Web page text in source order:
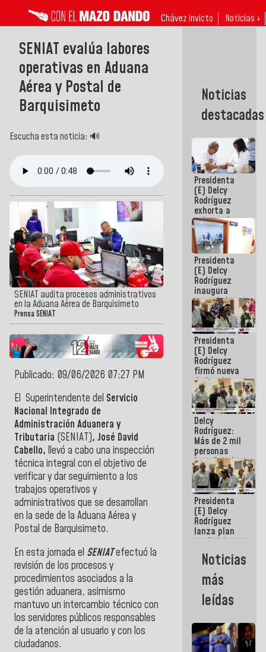
Chávez invicto Noticias ↓
SENIAT evalúa labores
operativas en Aduana
Aérea y Postal de
Barquisimeto
Escucha esta noticia: 🔊
SENIAT audita procesos administrativos
en la Aduana Aérea de Barquisimeto
Prensa SENIAT
Publicado: 09/06/2026 07:27 PM
El Superintendente del Servicio
Nacional Integrado de
Administración Aduanera y
Tributaria (SENIAT), José David
Cabello, llevó a cabo una inspección
técnica integral con el objetivo de
verificar y dar seguimiento a los
trabajos operativos y
administrativos que se desarrollan
en la sede de la Aduana Aérea y
Postal de Barquisimeto.
En esta jornada el SENIATefectuó la
revisión de los procesos y
procedimientos asociados a la
gestión aduanera, asimismo
mantuvo un intercambio técnico con
los servidores públicos responsables
de la atención al usuario y con los
ciudadanos.
Noticias
destacadas
Presidenta
(E) Delcy
Rodríguez
exhorta a
gobernadores
y alcaldes a
edificar
casas para
abuelos
Presidenta
(E) Delcy
Rodríguez
inaugura
casa de los
Abuelos
Primavera
en Caracas
Presidenta
(E) Delcy
Rodríguez
firmó nueva
de Ley de
Arrendamiento
aprobada
por la AN
Delcy
Rodríguez:
Más de 2 mil
personas
beneficiadas
con planes
para
atención de
emergencia
sísmica en
la última
semana
Presidenta
(E) Delcy
Rodríguez
lanza plan
crediticio
con subsidio
a Juntas de
Condominio
Noticias
más
leídas